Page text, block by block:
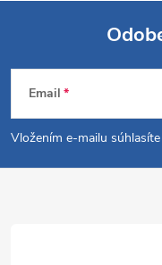
Z
á
p
Email
Vložením e-mailu